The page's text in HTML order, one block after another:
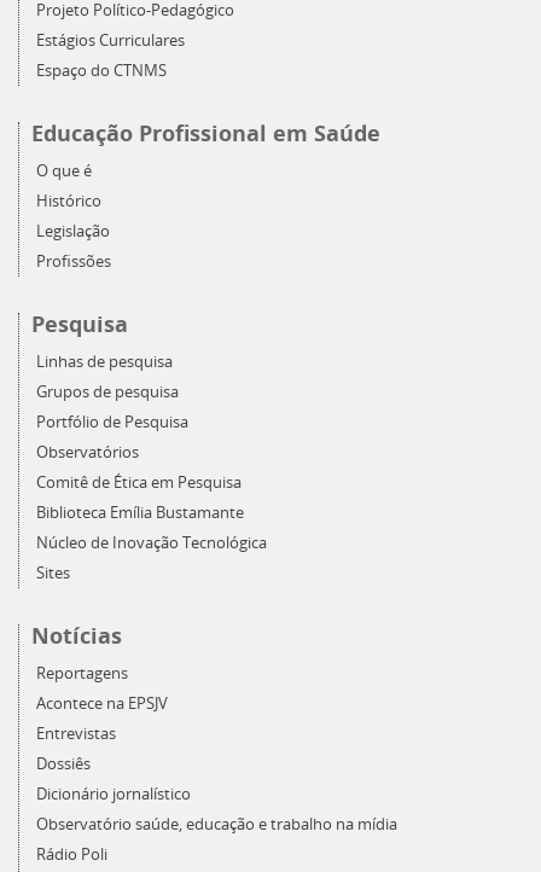
Projeto Político-Pedagógico
Estágios Curriculares
Espaço do CTNMS
Educação Profissional em Saúde
O que é
Histórico
Legislação
Profissões
Pesquisa
Linhas de pesquisa
Grupos de pesquisa
Portfólio de Pesquisa
Observatórios
Comitê de Ética em Pesquisa
Biblioteca Emília Bustamante
Núcleo de Inovação Tecnológica
Sites
Notícias
Reportagens
Acontece na EPSJV
Entrevistas
Dossiês
Dicionário jornalístico
Observatório saúde, educação e trabalho na mídia
Rádio Poli